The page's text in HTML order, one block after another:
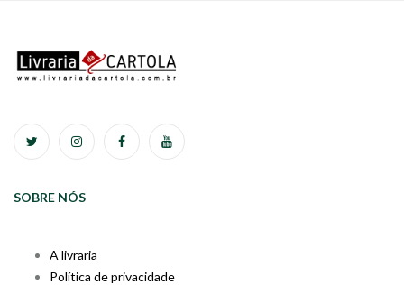
SOBRE NÓS
A livraria
Política de privacidade